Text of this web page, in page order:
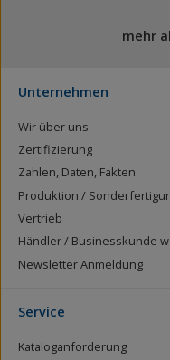
mehr
Unternehmen
Wir über uns
Zertifizierung
Zahlen, Daten, Fakten
Produktion /
Vertrieb
Händler / Businesskunde
Newsletter Anmeldung
Service
Kataloganforderung